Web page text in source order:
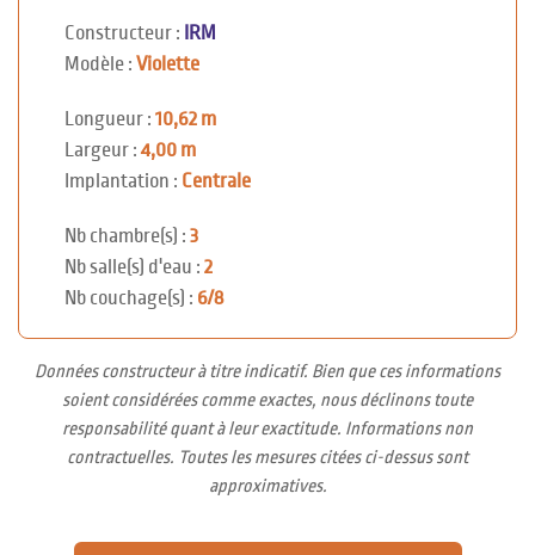
Constructeur :
IRM
Modèle : Violette
Longueur : 10,62 m
Largeur : 4,00 m
Implantation : Centrale
Nb chambre(s) : 3
Nb salle(s) d'eau : 2
Nb couchage(s) : 6/8
Données constructeur à titre indicatif. Bien que ces informations
soient considérées comme exactes, nous déclinons toute
responsabilité quant à leur exactitude. Informations non
contractuelles. Toutes les mesures citées ci-dessus sont
approximatives.